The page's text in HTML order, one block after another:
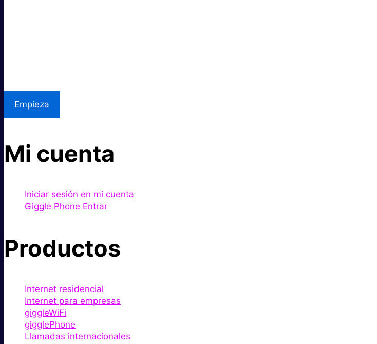
Empieza
Mi cuenta
Iniciar sesión en mi cuenta
Giggle Phone Entrar
Productos
Internet residencial
Internet para empresas
giggleWiFi
gigglePhone
Llamadas internacionales